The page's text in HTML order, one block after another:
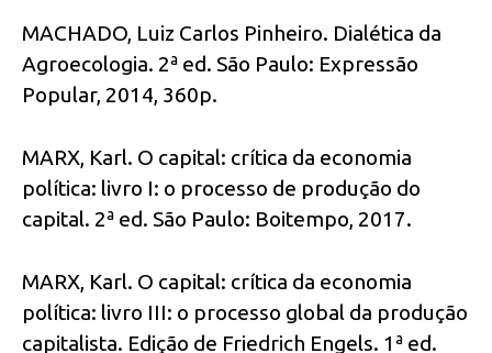
MACHADO, Luiz Carlos Pinheiro. Dialética da
Agroecologia. 2ª ed. São Paulo: Expressão
Popular, 2014, 360p.
MARX, Karl. O capital: crítica da economia
política: livro I: o processo de produção do
capital. 2ª ed. São Paulo: Boitempo, 2017.
MARX, Karl. O capital: crítica da economia
política: livro III: o processo global da produção
capitalista. Edição de Friedrich Engels. 1ª ed.